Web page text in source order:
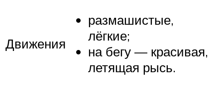
Движения
размашистые,
лёгкие;
на бегу — красивая,
летящая рысь.